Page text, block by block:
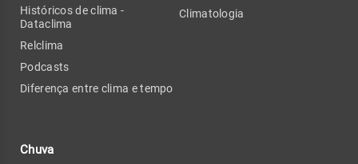
Históricos de clima -
Dataclima
Relclima
Podcasts
Diferença entre clima e tempo
Chuva
Climatologia